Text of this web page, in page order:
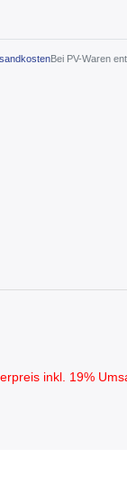
Bei PV-Waren
inkl. 19%